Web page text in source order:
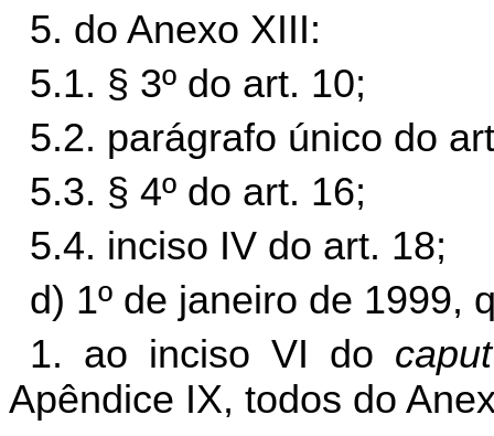
5. do Anexo XIII:
5.1. § 3º do art. 10;
5.2. parágrafo único do
5.3. § 4º do art. 16;
5.4. inciso IV do art. 18;
d) 1º de janeiro de 1999,
1. ao inciso VI do caput
Apêndice IX, todos do